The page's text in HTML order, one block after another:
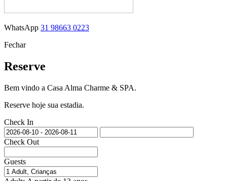
WhatsApp 31 98663 0223
Fechar
Reserve
Bem vindo a Casa Alma Charme & SPA.
Reserve hoje sua estadia.
Check In
Check Out
Guests